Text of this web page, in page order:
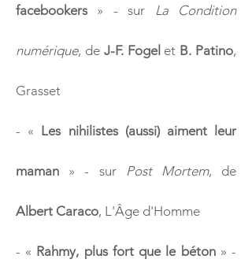
facebookers » - sur La Condition
numérique, de J-F. Fogel et B. Patino,
Grasset
- « Les nihilistes (aussi) aiment leur
maman » - sur Post Mortem, de
Albert Caraco, L'Âge d'Homme
- « Rahmy, plus fort que le béton» -